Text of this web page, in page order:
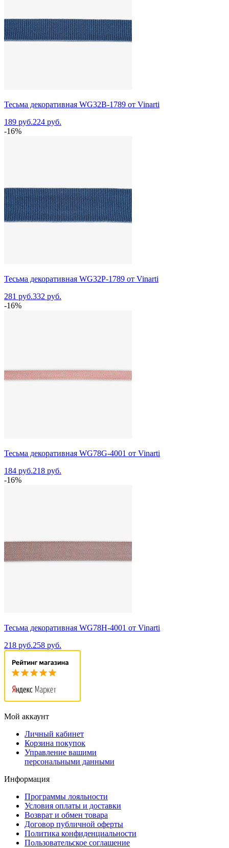
Тесьма декоративная WG32B-1789 от Vinarti
189 руб.224 руб.
-16%
Тесьма декоративная WG32P-1789 от Vinarti
281 руб.332 руб.
-16%
Тесьма декоративная WG78G-4001 от Vinarti
184 руб.218 руб.
-16%
Тесьма декоративная WG78H-4001 от Vinarti
218 руб.258 руб.
Мой аккаунт
Личный кабинет
Корзина покупок
Управление вашими
персональными данными
Информация
Программы лояльности
Условия оплаты и доставки
Возврат и обмен товара
Договор публичной оферты
Политика конфиденциальности
Пользовательское соглашение